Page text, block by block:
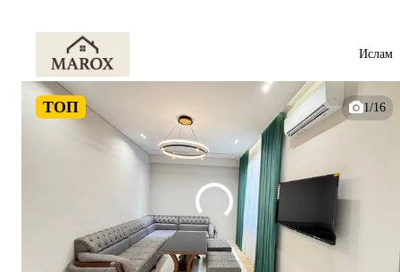
Ислам
ТОП 1/16